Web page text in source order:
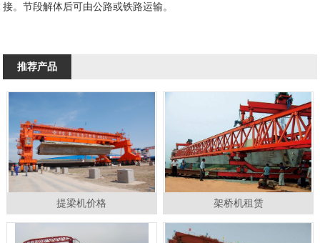
接。节段解体后可由公路或铁路运输。
推荐产品
提梁机价格 架桥机租赁